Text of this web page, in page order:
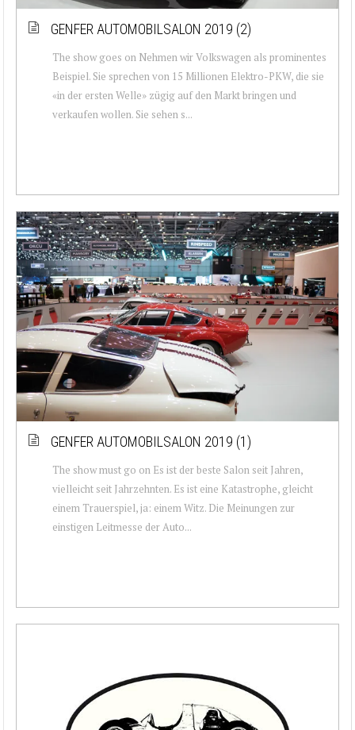
GENFER AUTOMOBILSALON 2019 (2)
The show goes on Nehmen wir Volkswagen als prominentes
Beispiel. Sie sprechen von 15 Millionen Elektro-PKW, die sie
«in der ersten Welle» zügig auf den Markt bringen und
verkaufen wollen. Sie sehen s...
GENFER AUTOMOBILSALON 2019 (1)
The show must go on Es ist der beste Salon seit Jahren,
vielleicht seit Jahrzehnten. Es ist eine Katastrophe, gleicht
einem Trauerspiel, ja: einem Witz. Die Meinungen zur
einstigen Leitmesse der Auto...